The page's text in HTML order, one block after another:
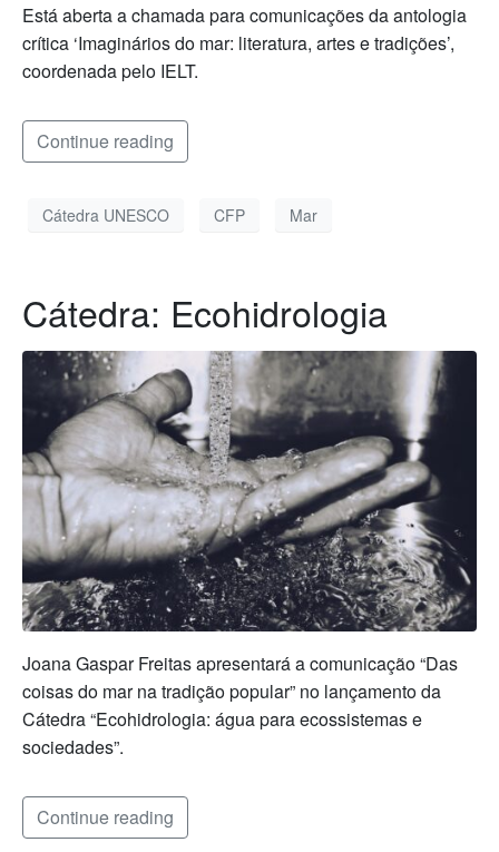
Está aberta a chamada para comunicações da antologia
crítica ‘Imaginários do mar: literatura, artes e tradições’,
coordenada pelo IELT.
Continue reading
Cátedra UNESCO CFP Mar
Cátedra: Ecohidrologia
Joana Gaspar Freitas apresentará a comunicação “Das
coisas do mar na tradição popular” no lançamento da
Cátedra “Ecohidrologia: água para ecossistemas e
sociedades”.
Continue reading